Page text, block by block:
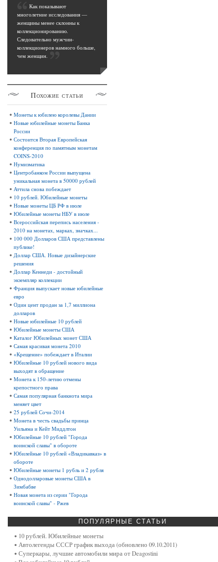
Как показывают
многолетние исследования —
женщины менее склонны к
коллекционированию.
Следовательно мужчин-
коллекционеров намного больше,
чем женщин.
Похожие статьи
Монеты к юбилею королевы Дании
Новые юбилейные монеты Банка
России
Состоится Вторая Европейская
конференция по памятным монетам
COINS-2010
Нумизматика
Центробанком России выпущена
уникальная монета в 50000 рублей
Аттила снова побеждает
10 рублей. Юбилейные монеты
Новые монеты ЦБ РФ в июле
Юбилейные монеты НБУ в июле
Всероссийская перепись населения -
2010 на монетах, марках, значках...
100 000 Долларов США представлены
публике!
Доллар США. Новые дизайнерские
решения
Доллар Кеннеди - достойный
экземпляр коллекции
Франция выпускает новые юбилейные
евро
Один цент продан за 1,7 миллиона
долларов
Новые юбилейные 10 рублей
Юбилейные монеты США
Каталог Юбилейных монет США
Самая красивая монета 2010
«Крещение» побеждает в Италии
Юбилейные 10 рублей нового вида
выходят в обращение
Монета к 150-летию отмены
крепостного права
Самая популярная банкнота мира
меняет цвет
25 рублей Сочи-2014
Монета в честь свадьбы принца
Уильяма и Кейт Миддлтон
Юбилейные 10 рублей "Города
воинской славы" в обороте
Юбилейные 10 рублей «Владикавказ» в
обороте
Юбилейные монеты 1 рубль и 2 рубля
Однодолларовые монеты США в
Зимбабве
Новая монета из серии "Города
воинской славы" - Ржев
ПОПУЛЯРНЫЕ СТАТЬИ
10 рублей. Юбилейные монеты
Автолегенды СССР график выхода (обновлено 09.10.2011)
Суперкары, лучшие автомобили мира от Deagostini